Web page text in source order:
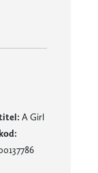
A Girl